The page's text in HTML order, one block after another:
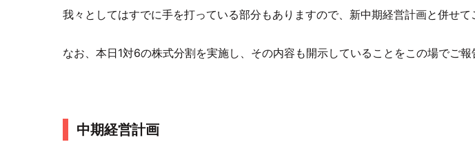
我々としてはすでに手を打っている部分もありますので、新中期経営計画と併せて
なお、本日1対6の株式分割を実施し、その内容も開示していることをこの場でご報
中期経営計画